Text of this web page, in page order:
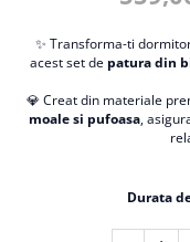
Piese, Cu Pilota Inclusa
Lenjerii De Pat
Set Lenjerie De Pat, 7
Pilota / Cuvertura
Set Lenjerie De Pat
11 Piese, Cuvertura
Lenjerii Damasc
✨ Transforma-ti
acest set de patura din
💎 Creat din materiale
moale si pufoasa,
Durata